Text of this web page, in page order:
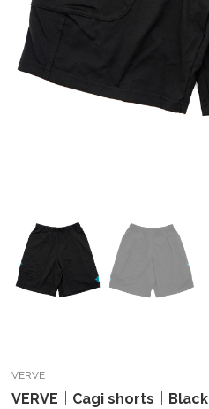
VERVE
VERVE｜Cagi shorts｜Black